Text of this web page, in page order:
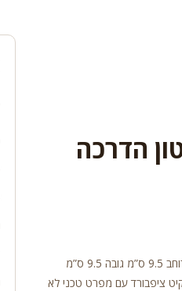
הדרכה
קופסה למתכונים מידות נטו מידות אורך 13 ס”מ רוחב 9.5 ס”מ גובה 9.5 ס”מ
כולל קיט ציפבורד עם מפרט טכני לא